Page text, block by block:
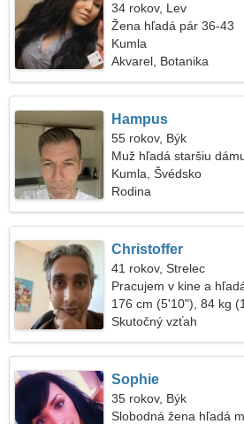
34 rokov, Lev
Žena hľadá pár 36-43
Kumla
Akvarel, Botanika
Hampus
55 rokov, Býk
Muž hľadá staršiu
Kumla, Švédsko
Rodina
Christoffer
41 rokov, Strelec
Pracujem v kine a
176 cm (5'10"), 84 kg
Skutočný vzťah
Sophie
35 rokov, Býk
Slobodná žena hľadá